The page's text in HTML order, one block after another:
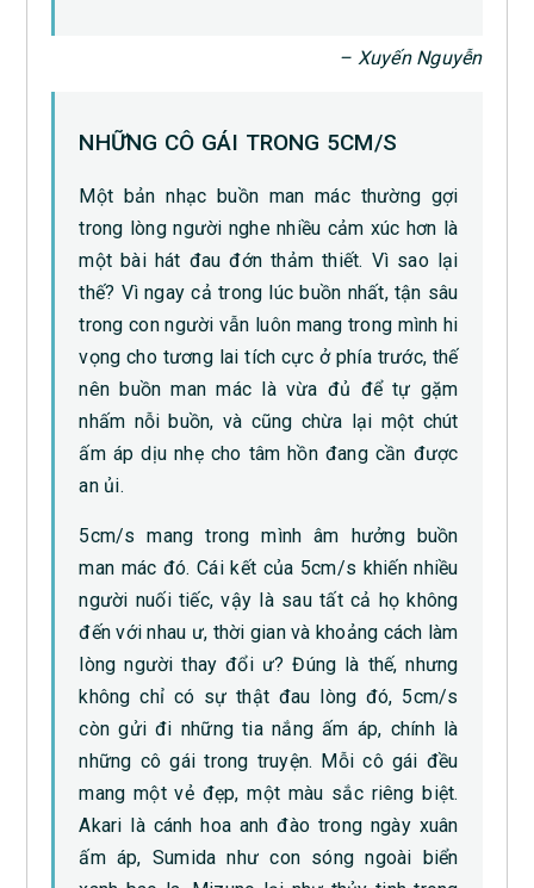
– ‎Xuyến Nguyễn
NHỮNG CÔ GÁI TRONG 5CM/S
Một bản nhạc buồn man mác thường gợi
trong lòng người nghe nhiều cảm xúc hơn là
một bài hát đau đớn thảm thiết. Vì sao lại
thế? Vì ngay cả trong lúc buồn nhất, tận sâu
trong con người vẫn luôn mang trong mình hi
vọng cho tương lai tích cực ở phía trước, thế
nên buồn man mác là vừa đủ để tự gặm
nhấm nỗi buồn, và cũng chừa lại một chút
ấm áp dịu nhẹ cho tâm hồn đang cần được
an ủi.
5cm/s mang trong mình âm hưởng buồn
man mác đó. Cái kết của 5cm/s khiến nhiều
người nuối tiếc, vậy là sau tất cả họ không
đến với nhau ư, thời gian và khoảng cách làm
lòng người thay đổi ư? Đúng là thế, nhưng
không chỉ có sự thật đau lòng đó, 5cm/s
còn gửi đi những tia nắng ấm áp, chính là
những cô gái trong truyện. Mỗi cô gái đều
mang một vẻ đẹp, một màu sắc riêng biệt.
Akari là cánh hoa anh đào trong ngày xuân
ấm áp, Sumida như con sóng ngoài biển